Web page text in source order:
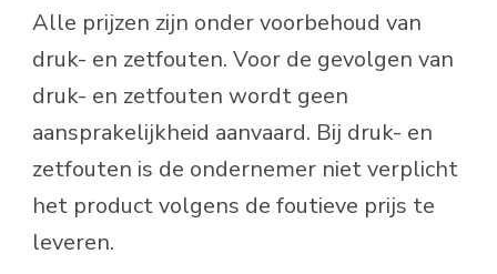
Alle prijzen zijn onder voorbehoud van
druk- en zetfouten. Voor de gevolgen van
druk- en zetfouten wordt geen
aansprakelijkheid aanvaard. Bij druk- en
zetfouten is de ondernemer niet verplicht
het product volgens de foutieve prijs te
leveren.